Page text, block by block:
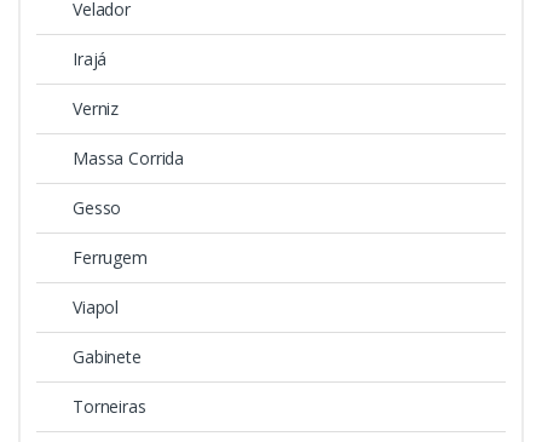
Velador
Irajá
Verniz
Massa Corrida
Gesso
Ferrugem
Viapol
Gabinete
Torneiras